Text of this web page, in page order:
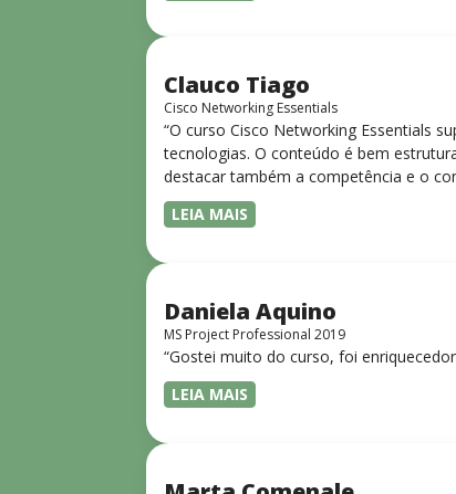
Clauco Tiago
Cisco Networking Essentials
“O curso Cisco Networking Essentials
tecnologias. O conteúdo é bem
destacar também a competência e o
complexos de forma clara e objetiva.
desejam iniciar ou aprofundar seus
LEIA MAIS
Daniela Aquino
MS Project Professional 2019
“Gostei muito do curso, foi
LEIA MAIS